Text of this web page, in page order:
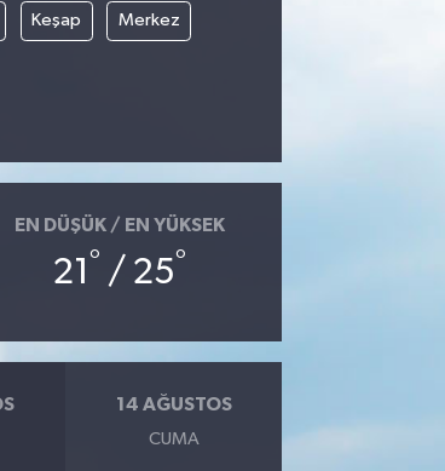
Keşap Merkez
EN DÜŞÜK / EN YÜKSEK
21° / 25°
14 AĞUSTOS
CUMA